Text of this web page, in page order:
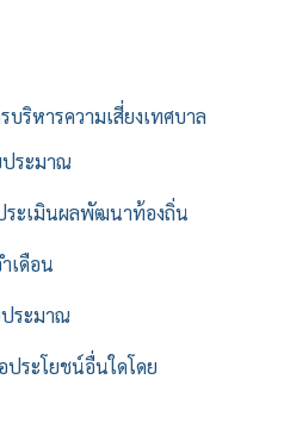
บริหารความเสี่ยงเทศบาล
ประมาณ
ระเมินผลพัฒนาท้องถิ่น
เดือน
ระมาณ
ระโยชน์อื่นใดโดย